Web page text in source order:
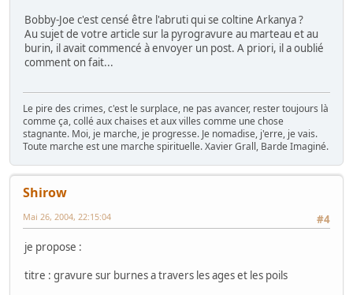
Bobby-Joe c'est censé être l'abruti qui se coltine Arkanya ?
Au sujet de votre article sur la pyrogravure au marteau et au
burin, il avait commencé à envoyer un post. A priori, il a oublié
comment on fait...
Le pire des crimes, c'est le surplace, ne pas avancer, rester toujours là
comme ça, collé aux chaises et aux villes comme une chose
stagnante. Moi, je marche, je progresse. Je nomadise, j'erre, je vais.
Toute marche est une marche spirituelle. Xavier Grall, Barde Imaginé.
Shirow
#4
Mai 26, 2004, 22:15:04
je propose :
titre : gravure sur burnes a travers les ages et les poils